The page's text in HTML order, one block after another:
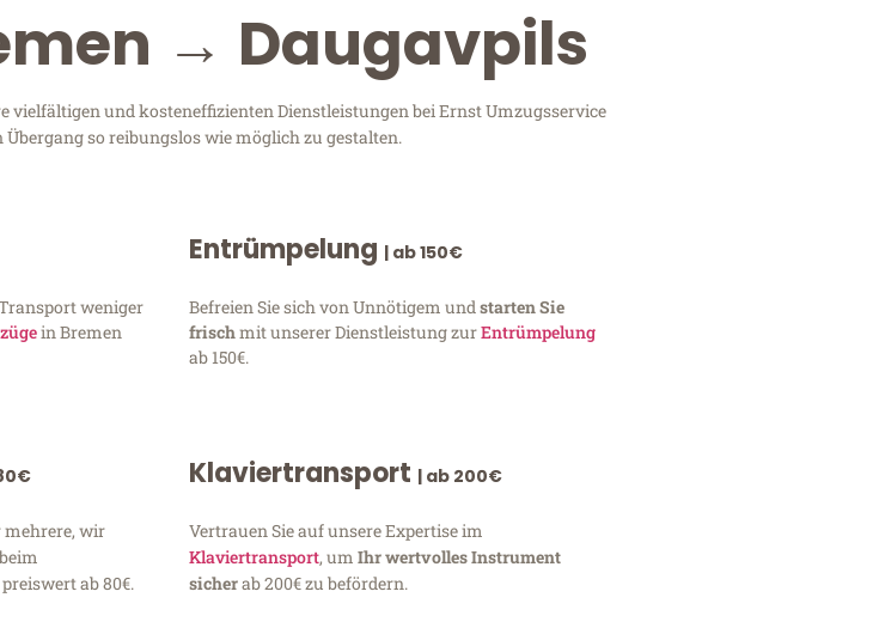
→ Daugavpils
vielfältigen und kosteneffizienten Dienstleistungen bei Ernst Umzugsservice
so reibungslos wie möglich zu gestalten.
weniger
in Bremen
Entrümpelung | ab 150€
Befreien Sie sich von Unnötigem und starten Sie
frischmit unserer Dienstleistung zurEntrümpelung
ab 150€.
mehrere, wir
ab 80€.
Klaviertransport | ab 200€
Vertrauen Sie auf unsere Expertise im
Klaviertransport, um Ihr wertvolles Instrument
sicherab 200€ zu befördern.